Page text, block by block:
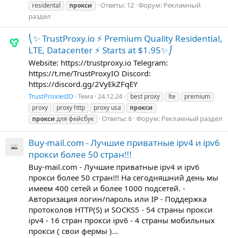
residental
прокси Ответы: 12 Форум: Рекламный
раздел
⎝✨ TrustProxy.io ⚡️ Premium Quality Residential,
LTE, Datacenter ⚡️ Starts at $1.95✨⎠
Website: https://trustproxy.io Telegram:
https://t.me/TrustProxyIO Discord:
https://discord.gg/2VyEkZFqEY
TrustProxiesIO Тема 24.12.24 best proxy lte
premium
proxy
proxy http proxy usa
прокси
прокси для фейсбук Ответы: 6 Форум: Рекламный раздел
Buy-mail.com - Лучшие приватные ipv4 и ipv6
прокси более 50 стран!!!
Buy-mail.com - Лучшие приватные ipv4 и ipv6
прокси более 50 стран!!! На сегодняшний день мы
имеем 400 сетей и более 1000 подсетей. -
Авторизация логин/пароль или IP - Поддержка
протоколов HTTP(S) и SOCKS5 - 54 страны прокси
ipv4 - 16 стран прокси ipv6 - 4 страны мобильных
прокси ( свои фермы )...